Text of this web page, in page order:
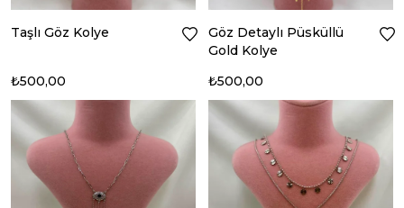
Taşlı Göz Kolye
₺500,00
Göz Detaylı Püsküllü
Gold Kolye
₺500,00